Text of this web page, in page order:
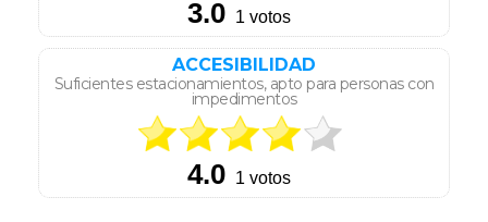
ACCESIBILIDAD
Suficientes estacionamientos, apto para personas con
impedimentos